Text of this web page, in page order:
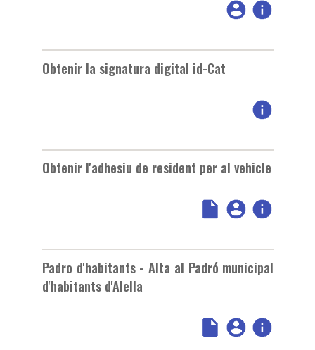
Obtenir la signatura digital id-Cat
Obtenir l'adhesiu de resident per al vehicle
Padro d'habitants - Alta al Padró municipal
d'habitants d'Alella